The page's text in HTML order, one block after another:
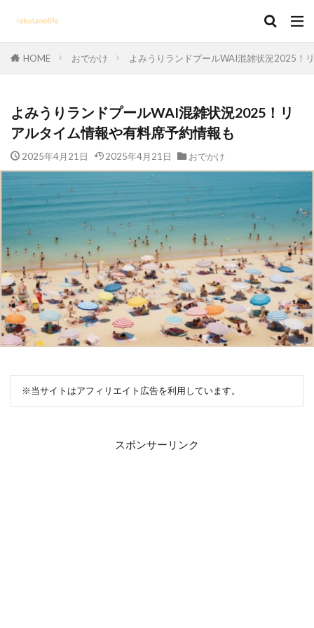
HOME おでかけ よみうりランドプールWAI混雑状況2025！
よみうりランドプールWAI混雑状況2025！リ
アルタイム情報や有料席予約情報も
2025年4月21日 2025年4月21日 おでかけ
※当サイトはアフィリエイト広告を利用しています。
スポンサーリンク